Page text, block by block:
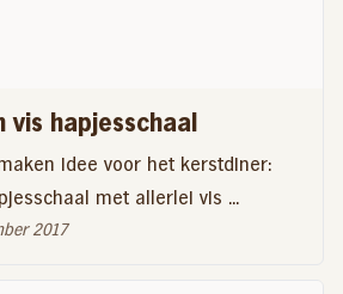
vis hapjesschaal
Idee voor het kerstdiner:
met allerlei vis ...
2017